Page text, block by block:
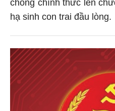
hạ sinh con trai đầu lòng.